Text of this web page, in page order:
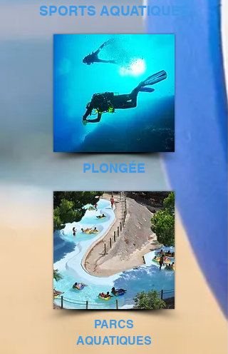
SPORTS AQUATIQUES
PLONGÉE
PARCS
AQUATIQUES